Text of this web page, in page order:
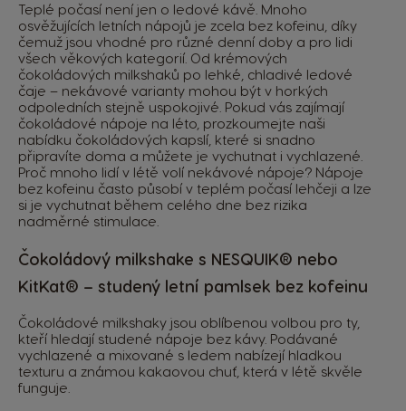
Teplé počasí není jen o ledové kávě. Mnoho
osvěžujících letních nápojů je zcela bez kofeinu, díky
čemuž jsou vhodné pro různé denní doby a pro lidi
všech věkových kategorií. Od krémových
čokoládových milkshaků po lehké, chladivé ledové
čaje – nekávové varianty mohou být v horkých
odpoledních stejně uspokojivé. Pokud vás zajímají
čokoládové nápoje na léto, prozkoumejte naši
nabídku čokoládových kapslí , které si snadno
připravíte doma a můžete je vychutnat i vychlazené.
Proč mnoho lidí v létě volí nekávové nápoje? Nápoje
bez kofeinu často působí v teplém počasí lehčeji a lze
si je vychutnat během celého dne bez rizika
nadměrné stimulace.
Čokoládový milkshake s NESQUIK® nebo
KitKat® – studený letní pamlsek bez kofeinu
Čokoládové milkshaky jsou oblíbenou volbou pro ty,
kteří hledají studené nápoje bez kávy. Podávané
vychlazené a mixované s ledem nabízejí hladkou
texturu a známou kakaovou chuť, která v létě skvěle
funguje.